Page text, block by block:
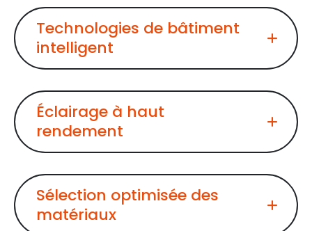
Technologies de bâtiment
intelligent
Éclairage à haut
rendement
Sélection optimisée des
matériaux